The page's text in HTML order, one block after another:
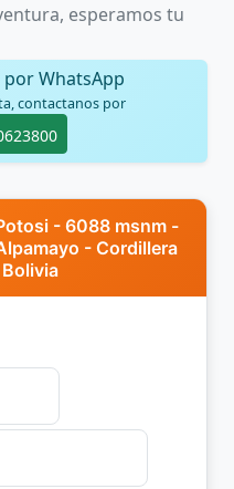
esperamos tu
WhatsApp
contactanos por
- 6088 msnm -
- Cordillera
Bolivia